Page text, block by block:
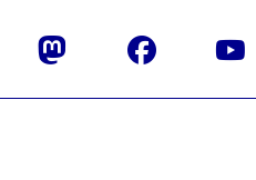
Mastodon Facebook